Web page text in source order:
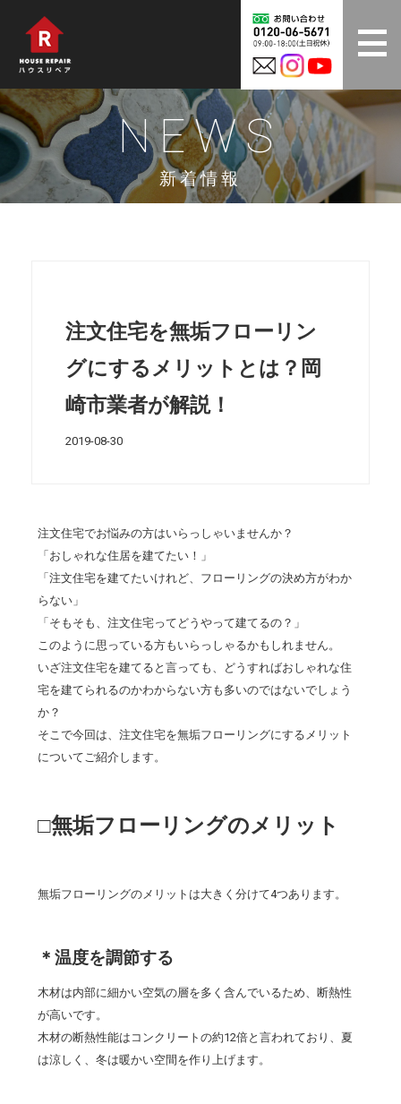
NEWS
新着情報
注文住宅を無垢フローリン
グにするメリットとは？岡
崎市業者が解説！
2019-08-30
注文住宅でお悩みの方はいらっしゃいませんか？
「おしゃれな住居を建てたい！」
「注文住宅を建てたいけれど、フローリングの決め方がわか
らない」
「そもそも、注文住宅ってどうやって建てるの？」
このように思っている方もいらっしゃるかもしれません。
いざ注文住宅を建てると言っても、どうすればおしゃれな住
宅を建てられるのかわからない方も多いのではないでしょう
か？
そこで今回は、注文住宅を無垢フローリングにするメリット
についてご紹介します。
□無垢フローリングのメリット
無垢フローリングのメリットは大きく分けて4つあります。
＊温度を調節する
木材は内部に細かい空気の層を多く含んでいるため、断熱性
が高いです。
木材の断熱性能はコンクリートの約12倍と言われており、夏
は涼しく、冬は暖かい空間を作り上げます。